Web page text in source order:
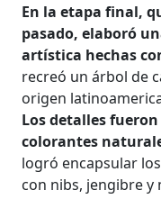
En la etapa final,
pasado, elaboró
artística hechas
recreó un árbol de
origen
Los detalles
colorantes
logró encapsular
con nibs, jengibre y